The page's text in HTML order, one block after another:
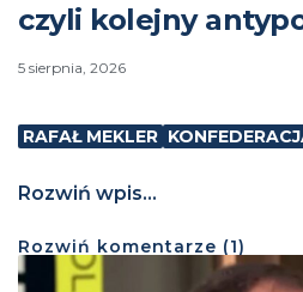
czyli kolejny
5 sierpnia, 2026
RAFAŁ MEKLER
Rozwiń wpis...
Rozwiń komentarze (1)